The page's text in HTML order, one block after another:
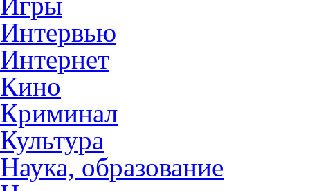
Интервью
Интернет
Кино
Криминал
Культура
Наука, образование